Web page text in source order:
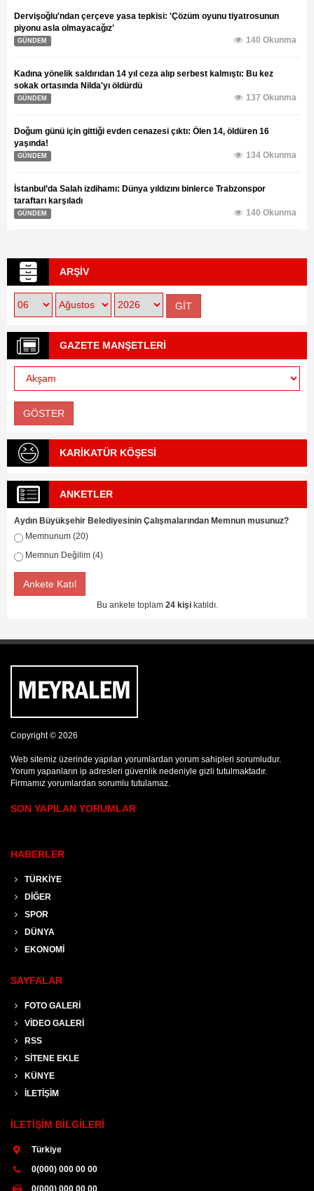
Dervişoğlu'ndan çerçeve yasa tepkisi: 'Çözüm oyunu tiyatrosunun
piyonu asla olmayacağız'
GÜNDEM 140 Okunma
Kadına yönelik saldırıdan 14 yıl ceza alıp serbest kalmıştı: Bu kez
sokak ortasında Nilda'yı öldürdü
GÜNDEM 137 Okunma
Doğum günü için gittiği evden cenazesi çıktı: Ölen 14, öldüren 16
yaşında!
GÜNDEM 134 Okunma
İstanbul’da Salah izdihamı: Dünya yıldızını binlerce Trabzonspor
taraftarı karşıladı
GÜNDEM 140 Okunma
ARŞİV
GAZETE MANŞETLERİ
KARİKATÜR KÖŞESİ
ANKETLER
Aydın Büyükşehir Belediyesinin Çalışmalarından Memnun musunuz?
Memnunum (20)
Memnun Değilim (4)
Ankete Katıl
Bu ankete toplam 24 kişikatıldı.
Copyright © 2026
Web sitemiz üzerinde yapılan yorumlardan yorum sahipleri sorumludur.
Yorum yapanların ip adresleri güvenlik nedeniyle gizli tutulmaktadır.
Firmamız yorumlardan sorumlu tutulamaz.
SON YAPILAN YORUMLAR
HABERLER
TÜRKİYE
DİĞER
SPOR
DÜNYA
EKONOMİ
SAYFALAR
FOTO GALERİ
VİDEO GALERİ
RSS
SİTENE EKLE
KÜNYE
İLETİŞİM
İLETİŞİM BİLGİLERİ
Türkiye
0(000) 000 00 00
0(000) 000 00 00